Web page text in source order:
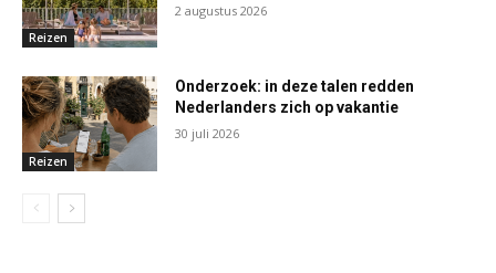
Reizen
2 augustus 2026
Reizen
Onderzoek: in deze talen redden
Nederlanders zich op vakantie
30 juli 2026